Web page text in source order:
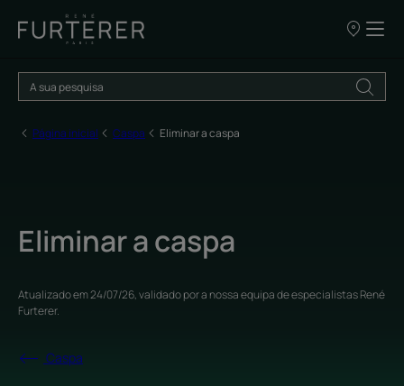
OS
DE
VENDA
Página inicial Caspa Eliminar a caspa
Eliminar a caspa
Atualizado em24/07/26, validado pora nossa equipa de especialistas René
Furterer.
Caspa